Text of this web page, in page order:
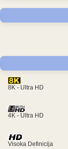
8K - Ultra HD
4K - Ultra HD
Visoka Definicija